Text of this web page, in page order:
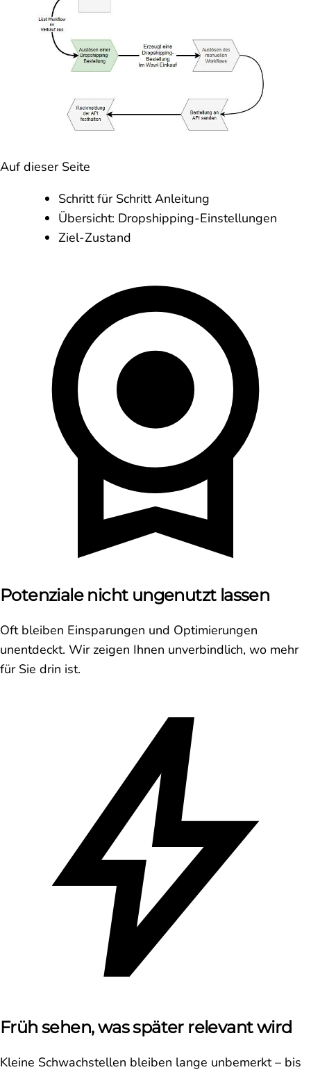
Auf dieser Seite
Schritt für Schritt Anleitung
Übersicht: Dropshipping-Einstellungen
Ziel-Zustand
Potenziale nicht ungenutzt lassen
Oft bleiben Einsparungen und Optimierungen
unentdeckt. Wir zeigen Ihnen unverbindlich, wo mehr
für Sie drin ist.
Früh sehen, was später relevant wird
Kleine Schwachstellen bleiben lange unbemerkt – bis